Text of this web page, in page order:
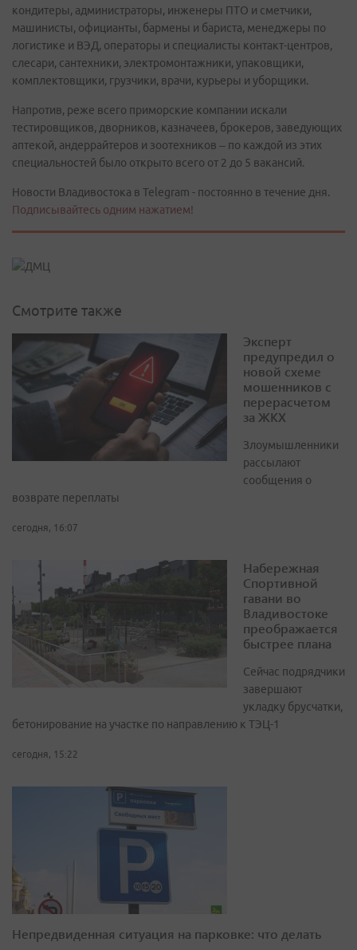
кондитеры, администраторы, инженеры ПТО и сметчики,
машинисты, официанты, бармены и бариста, менеджеры по
логистике и ВЭД, операторы и специалисты контакт-центров,
слесари, сантехники, электромонтажники, упаковщики,
комплектовщики, грузчики, врачи, курьеры и уборщики.
Напротив, реже всего приморские компании искали
тестировщиков, дворников, казначеев, брокеров, заведующих
аптекой, андеррайтеров и зоотехников – по каждой из этих
специальностей было открыто всего от 2 до 5 вакансий.
Новости Владивостока в Telegram - постоянно в течение дня.
Подписывайтесь одним нажатием!
Смотрите также
Эксперт
предупредил о
новой схеме
мошенников с
перерасчетом
за ЖКХ
Злоумышленники
рассылают
сообщения о
возврате переплаты
сегодня, 16:07
Набережная
Спортивной
гавани во
Владивостоке
преображается
быстрее плана
Сейчас подрядчики
завершают
укладку брусчатки,
бетонирование на участке по направлению к ТЭЦ-1
сегодня, 15:22
Непредвиденная ситуация на парковке: что делать